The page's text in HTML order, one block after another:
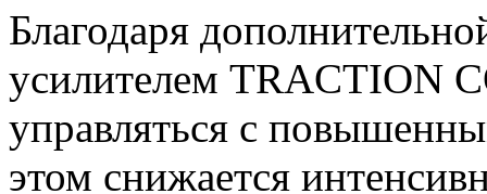
Благодаря
усилителем TRACTION
управляться с
этом снижается